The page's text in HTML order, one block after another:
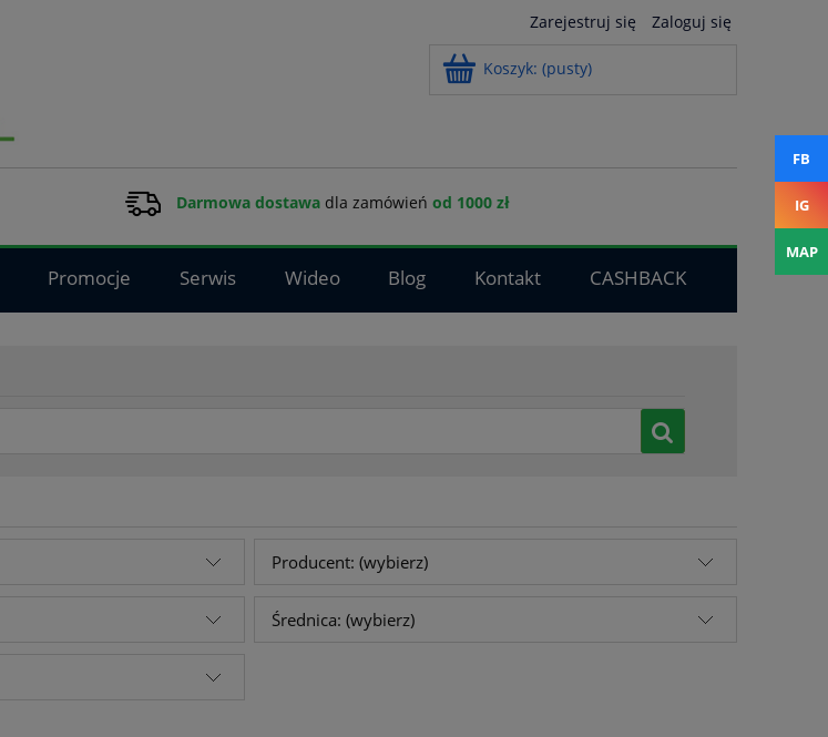
Zarejestruj się Zaloguj się
Koszyk: (pusty)
Darmowa dostawadla zamówień od 1000 zł
Promocje Serwis Wideo Blog Kontakt
CASHBACK
Producent: (wybierz)
Średnica: (wybierz)
FB
IG
MAP